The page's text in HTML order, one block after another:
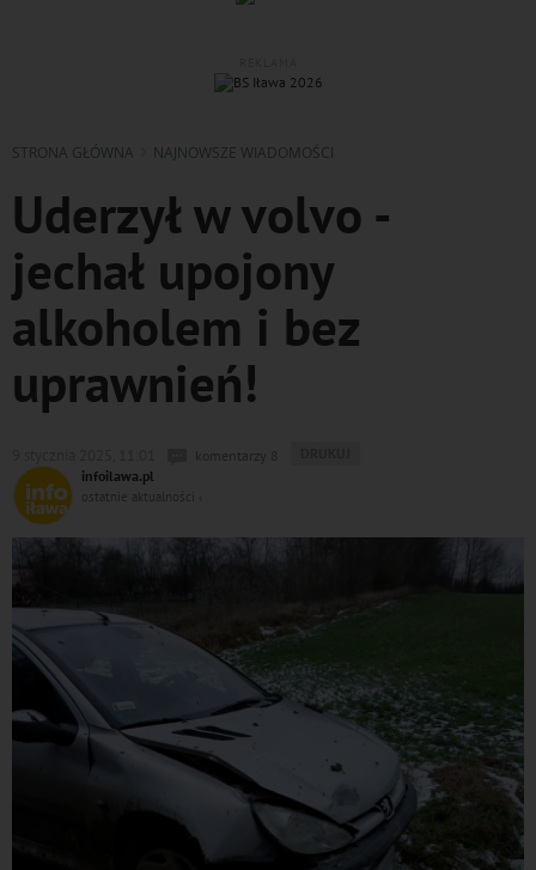
STRONA GŁÓWNA NAJNOWSZE WIADOMOŚCI
Uderzył w volvo -
jechał upojony
alkoholem i bez
uprawnień!
infoilawa.pl
ostatnie aktualności ‹